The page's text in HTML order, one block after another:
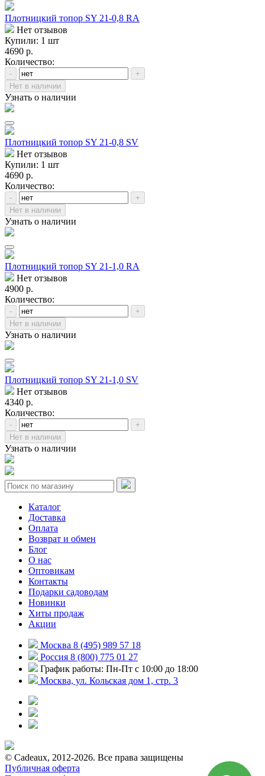
Плотницкий топор SY 21-0,8 RA
Нет отзывов
Купили: 1 шт
4690 р.
Количество:
-
+
Нет в наличии
Узнать о наличии
Плотницкий топор SY 21-0,8 SV
Нет отзывов
Купили: 1 шт
4690 р.
Количество:
-
+
Нет в наличии
Узнать о наличии
Плотницкий топор SY 21-1,0 RA
Нет отзывов
4900 р.
Количество:
-
+
Нет в наличии
Узнать о наличии
Плотницкий топор SY 21-1,0 SV
Нет отзывов
4340 р.
Количество:
-
+
Нет в наличии
Узнать о наличии
Каталог
Доставка
Оплата
Возврат и обмен
Блог
О нас
Оптовикам
Контакты
Подарки садоводам
Новинки
Хиты продаж
Акции
Москва 8 (495) 989 57 18
Россия 8 (800) 775 01 27
График работы: Пн-Пт с 10:00 до 18:00
Москва, ул. Кольская дом 1, стр. 3
© Cadeaux, 2012-2026. Все права защищены
Публичная оферта